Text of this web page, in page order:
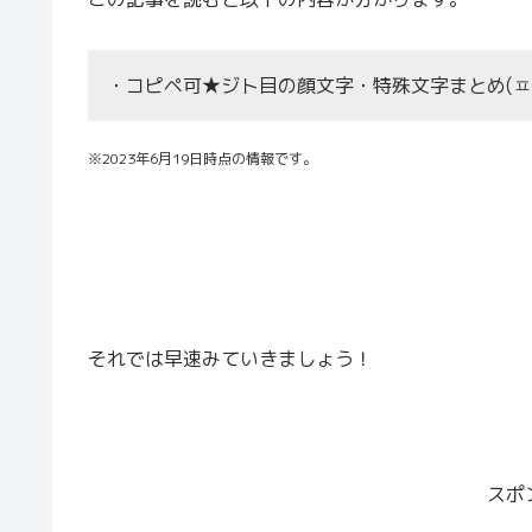
・コピペ可★ジト目の顔文字・特殊文字まとめ(
※2023年6月19日時点の情報です。
それでは早速みていきましょう！
スポ